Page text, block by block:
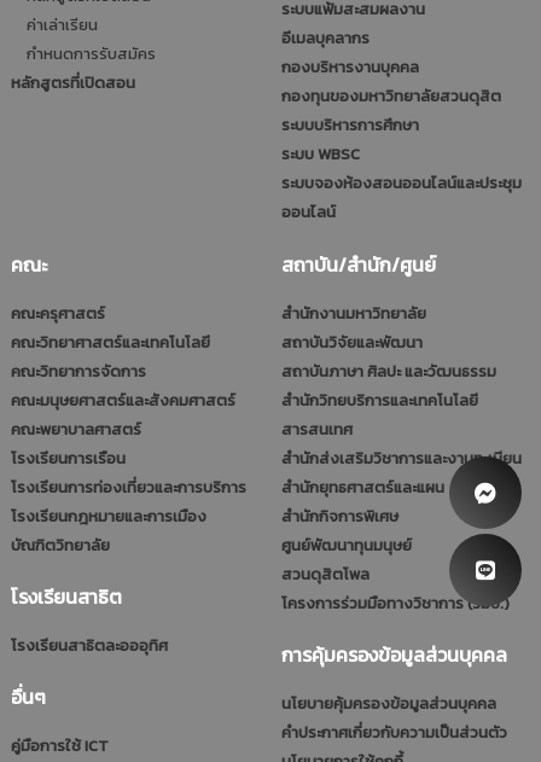
ค่าเล่าเรียน
กำหนดการรับสมัคร
หลักสูตรที่เปิดสอน
ระบบแฟ้มสะสมผลงาน
อีเมลบุคลากร
กองบริหารงานบุคคล
กองทุนของมหาวิทยาลัยสวนดุสิต
ระบบบริหารการศึกษา
ระบบ WBSC
ระบบจองห้องสอนออนไลน์และประชุม
ออนไลน์
คณะ
คณะครุศาสตร์
คณะวิทยาศาสตร์และเทคโนโลยี
คณะวิทยาการจัดการ
คณะมนุษยศาสตร์และสังคมศาสตร์
คณะพยาบาลศาสตร์
โรงเรียนการเรือน
โรงเรียนการท่องเที่ยวและการบริการ
โรงเรียนกฎหมายและการเมือง
บัณฑิตวิทยาลัย
โรงเรียนสาธิต
โรงเรียนสาธิตละอออุทิศ
อื่นๆ
คู่มือการใช้ ICT
สถาบัน/สำนัก/ศูนย์
สำนักงานมหาวิทยาลัย
สถาบันวิจัยและพัฒนา
สถาบันภาษา ศิลปะ และวัฒนธรรม
สำนักวิทยบริการและเทคโนโลยี
สารสนเทศ
สำนักส่งเสริมวิชาการและงานทะเบียน
สำนักยุทธศาสตร์และแผน
สำนักกิจการพิเศษ
ศูนย์พัฒนาทุนมนุษย์
สวนดุสิตโพล
โครงการร่วมมือทางวิชาการ (รมป.)
การคุ้มครองข้อมูลส่วนบุคคล
นโยบายคุ้มครองข้อมูลส่วนบุคคล
คำประกาศเกี่ยวกับความเป็นส่วนตัว